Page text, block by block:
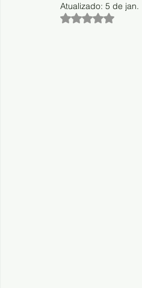
Atualizado: 5 de jan.
Avaliado